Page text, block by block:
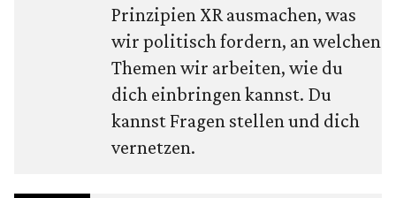
Prinzipien XR ausmachen, was
wir politisch fordern, an welchen
Themen wir arbeiten, wie du
dich einbringen kannst. Du
kannst Fragen stellen und dich
vernetzen.